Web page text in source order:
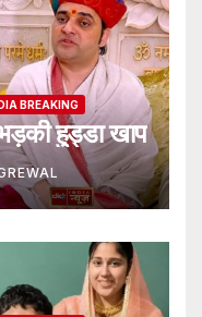
BREAKING
हुड्डा खाप